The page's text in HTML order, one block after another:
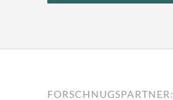
FORSCHNUGSPARTNER: